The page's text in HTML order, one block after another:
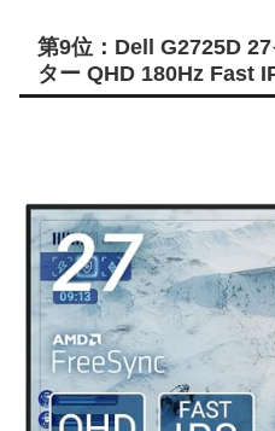
第9位：Dell G2725D
ター QHD 180Hz Fast